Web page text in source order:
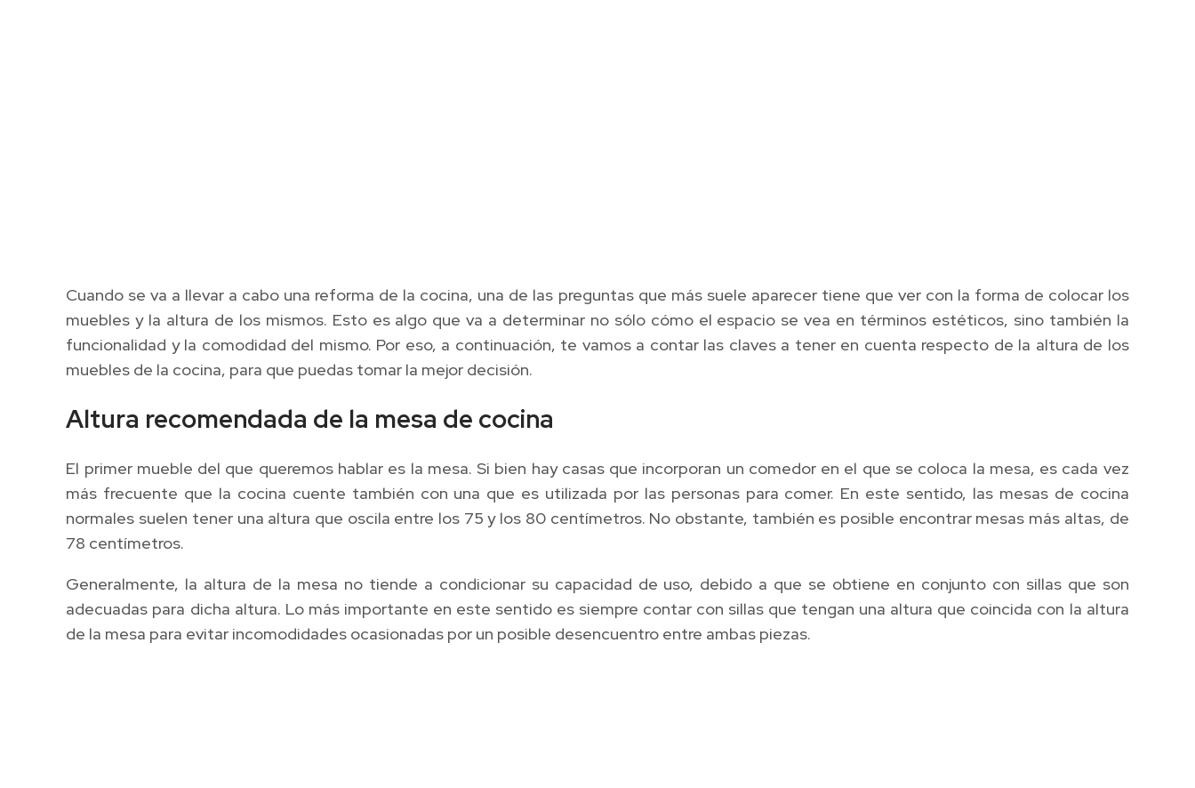
Cuando se va a llevar a cabo una reforma de la cocina, una de las preguntas que más suele aparecer tiene que ver con la forma de colocar los
muebles y la altura de los mismos. Esto es algo que va a determinar no sólo cómo el espacio se vea en términos estéticos, sino también la
funcionalidad y la comodidad del mismo. Por eso, a continuación, te vamos a contar las claves a tener en cuenta respecto de la altura de los
muebles de la cocina, para que puedas tomar la mejor decisión.
Altura recomendada de la mesa de cocina
El primer mueble del que queremos hablar es la mesa. Si bien hay casas que incorporan un comedor en el que se coloca la mesa, es cada vez
más frecuente que la cocina cuente también con una que es utilizada por las personas para comer. En este sentido, las mesas de cocina
normales suelen tener una altura que oscila entre los 75 y los 80 centímetros. No obstante, también es posible encontrar mesas más altas, de
78 centímetros.
Generalmente, la altura de la mesa no tiende a condicionar su capacidad de uso, debido a que se obtiene en conjunto con sillas que son
adecuadas para dicha altura. Lo más importante en este sentido es siempre contar con sillas que tengan una altura que coincida con la altura
de la mesa para evitar incomodidades ocasionadas por un posible desencuentro entre ambas piezas.